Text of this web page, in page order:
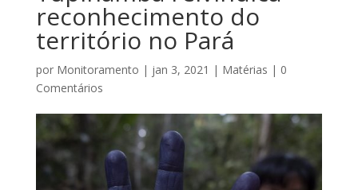
reconhecimento do
território no Pará
por Monitoramento | jan 3, 2021 | Matérias | 0
Comentários